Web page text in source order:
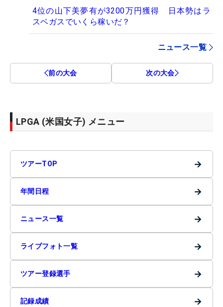
4位の山下美夢有が3200万円獲得 日本勢はラ
スベガスでいくら稼いだ？
ニュース一覧
前の大会 次の大会
LPGA (米国女子) メニュー
ツアーTOP →
年間日程 →
ニュース一覧 →
ライブフォト一覧 →
ツアー登録選手 →
記録成績 →